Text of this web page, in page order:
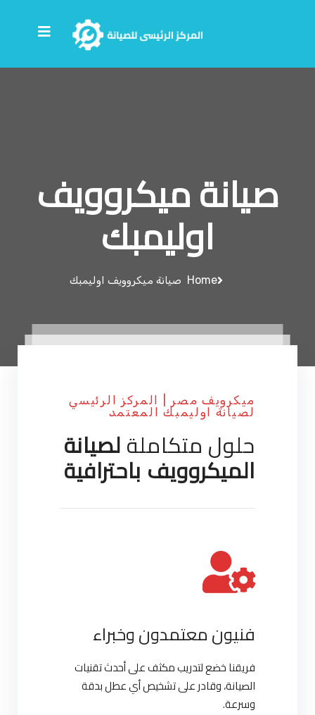
صيانة ميكروويف
اوليمبك
Home صيانة ميكروويف اوليمبك
ميكرويف مصر | المركز الرئيسي
لصيانة اوليمبك المعتمد
حلول متكاملةلصيانة
الميكروويف باحترافية
فنيون معتمدون وخبراء
فريقنا خضع لتدريب مكثف على أحدث تقنيات
الصيانة، وقادر على تشخيص أي عطل بدقة
وسرعة.